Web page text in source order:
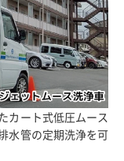
カート式低圧ムース
水管の定期洗浄を可